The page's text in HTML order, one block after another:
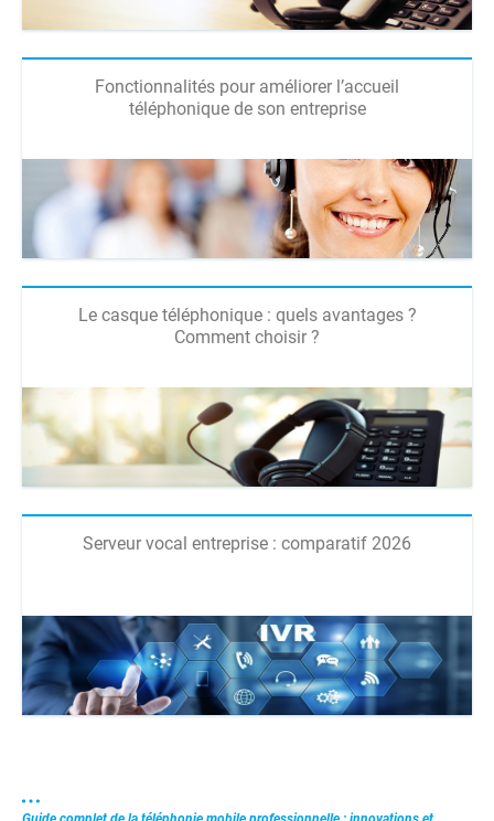
Fonctionnalités pour améliorer l’accueil
téléphonique de son entreprise
Le casque téléphonique : quels avantages ?
Comment choisir ?
Serveur vocal entreprise : comparatif 2026